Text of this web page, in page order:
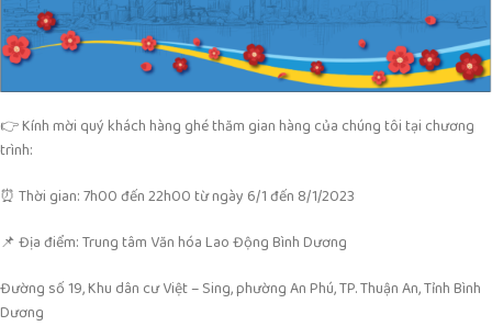
👉 Kính mời quý khách hàng ghé thăm gian hàng của chúng tôi tại chương
trình:
⏰ Thời gian: 7h00 đến 22h00 từ ngày 6/1 đến 8/1/2023
📌 Địa điểm: Trung tâm Văn hóa Lao Động Bình Dương
Đường số 19, Khu dân cư Việt – Sing, phường An Phú, TP. Thuận An, Tỉnh Bình
Dương